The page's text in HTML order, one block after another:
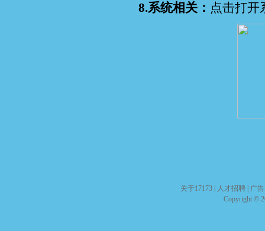
8.系统相关： 点击打开
关于17173 人才招聘
广
Copyright ©